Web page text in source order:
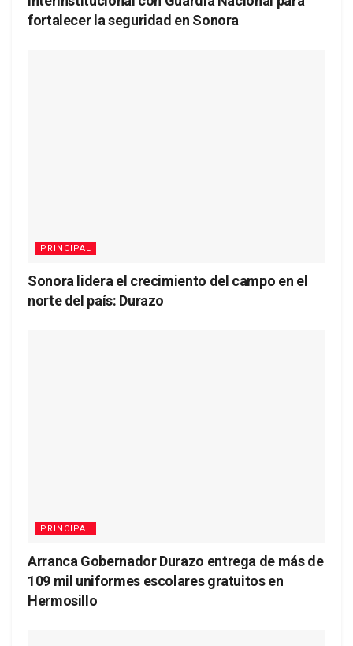
fortalecer la seguridad en Sonora
PRINCIPAL
Sonora lidera el crecimiento del campo en el
norte del país: Durazo
PRINCIPAL
Arranca Gobernador Durazo entrega de más de
109 mil uniformes escolares gratuitos en
Hermosillo